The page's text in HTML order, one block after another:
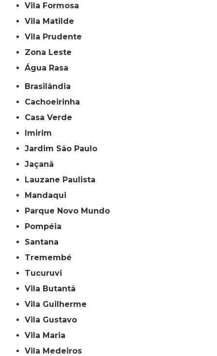
Vila Formosa
Vila Matilde
Vila Prudente
Zona Leste
Água Rasa
Brasilândia
Cachoeirinha
Casa Verde
Imirim
Jardim São Paulo
Jaçanã
Lauzane Paulista
Mandaqui
Parque Novo Mundo
Pompéia
Santana
Tremembé
Tucuruvi
Vila Butantã
Vila Guilherme
Vila Gustavo
Vila Maria
Vila Medeiros